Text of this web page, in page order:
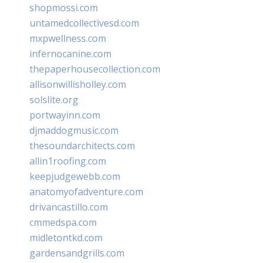
shopmossi.com
untamedcollectivesd.com
mxpwellness.com
infernocanine.com
thepaperhousecollection.com
allisonwillisholley.com
solslite.org
portwayinn.com
djmaddogmusic.com
thesoundarchitects.com
allin1roofing.com
keepjudgewebb.com
anatomyofadventure.com
drivancastillo.com
cmmedspa.com
midletontkd.com
gardensandgrills.com